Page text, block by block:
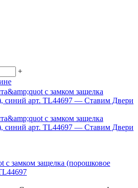
+
замком защелка (порошковое